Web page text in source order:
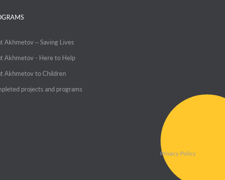
Akhmetov – Saving Lives
Akhmetov - Here to Help
Akhmetov to Children
projects and programs
Privacy Policy